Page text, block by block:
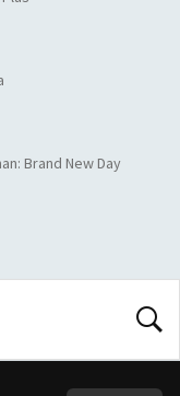
Brand New Day